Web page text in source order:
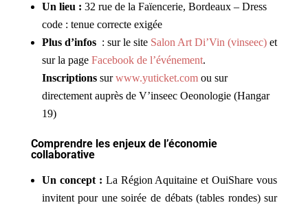
Un lieu : 32 rue de la Faïencerie, Bordeaux – Dress
code : tenue correcte exigée
Plus d’infos: sur le site Salon Art Di’Vin (vinseec)et
sur la page Facebook de l’événement.
Inscriptions surwww.yuticket.comou sur
directement auprès de V’inseec Oeonologie (Hangar
19)
Comprendre les enjeux de l’économie
collaborative
Un concept : La Région Aquitaine et OuiShare vous
invitent pour une soirée de débats (tables rondes) sur